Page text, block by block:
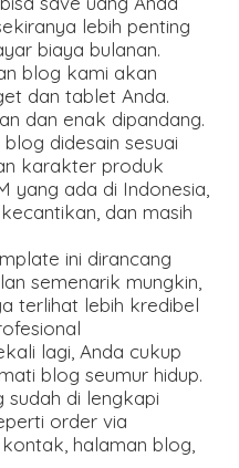
lebih penting
biaya bulanan.
blog kami akan
dan tablet Anda.
dan enak dipandang.
didesain sesuai
karakter produk
yang ada di Indonesia,
dan masih
ini dirancang
semenarik mungkin,
terlihat lebih kredibel
lagi, Anda cukup
blog seumur hidup.
sudah di lengkapi
order via
halaman blog,